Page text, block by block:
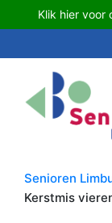
Klik hier voor
Senioren
Kerstmis